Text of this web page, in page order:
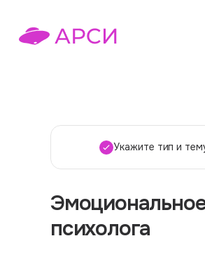
Укажите тип и
психолога